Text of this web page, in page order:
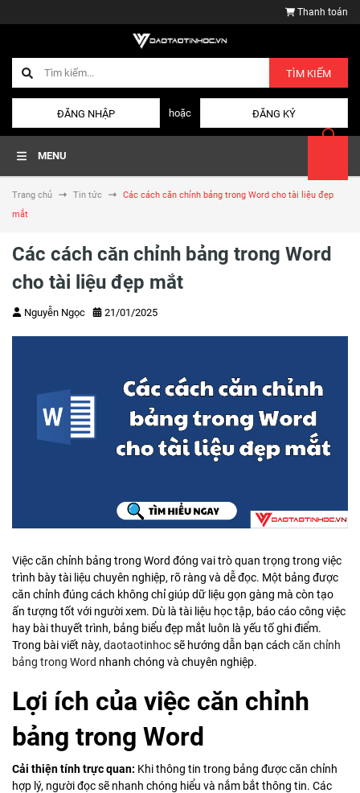
Thanh toán
TÌM KIẾM
ĐĂNG NHẬP hoặc ĐĂNG KÝ
MENU
Trang chủ Tin tức
Các cách căn chỉnh bảng trong Word cho tài liệu đẹp
mắt
Các cách căn chỉnh bảng trong Word
cho tài liệu đẹp mắt
Nguyễn Ngọc 21/01/2025
Việc căn chỉnh bảng trong Word đóng vai trò quan trọng trong việc
trình bày tài liệu chuyên nghiệp, rõ ràng và dễ đọc. Một bảng được
căn chỉnh đúng cách không chỉ giúp dữ liệu gọn gàng mà còn tạo
ấn tượng tốt với người xem. Dù là tài liệu học tập, báo cáo công việc
hay bài thuyết trình, bảng biểu đẹp mắt luôn là yếu tố ghi điểm.
Trong bài viết này, daotaotinhocsẽ hướng dẫn bạn cách căn chỉnh
bảng trong Word nhanh chóng và chuyên nghiệp.
Lợi ích của việc căn chỉnh
bảng trong Word
Cải thiện tính trực quan: Khi thông tin trong bảng được căn chỉnh
hợp lý, người đọc sẽ nhanh chóng hiểu và nắm bắt thông tin. Các